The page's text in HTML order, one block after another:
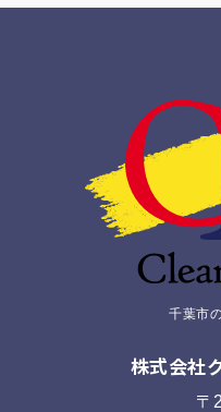
千葉市
株式会社
〒